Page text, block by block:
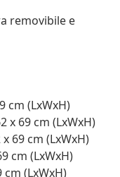
removibile e
cm (LxWxH)
x 69 cm (LxWxH)
69 cm (LxWxH)
cm (LxWxH)
cm (LxWxH)